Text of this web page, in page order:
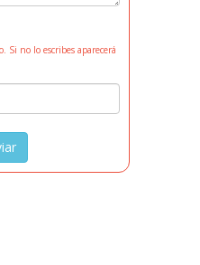
Si no lo escribes aparecerá